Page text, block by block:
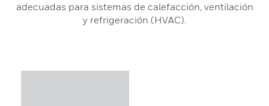
adecuadas para sistemas de calefacción, ventilación
y refrigeración (HVAC).